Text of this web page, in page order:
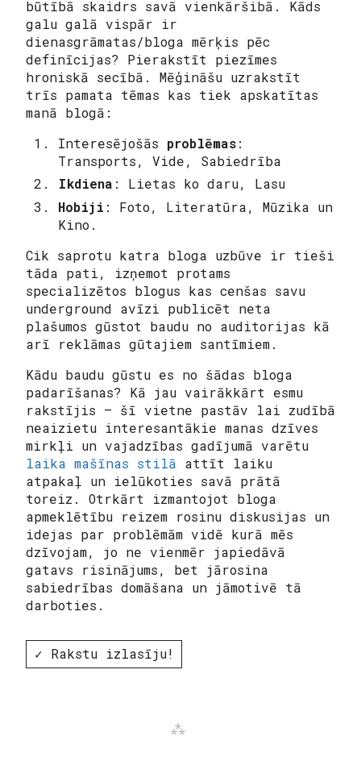
būtībā skaidrs savā vienkāršibā . Kāds
galu galā vispār ir
dienasgrāmatas/bloga mērķis pēc
definīcijas? Pierakstīt piezīmes
hroniskā secībā. Mēģināšu uzrakstīt
trīs pamata tēmas kas tiek apskatītas
manā blogā:
Interesējošās problēmas:
Transports, Vide, Sabiedrība
Ikdiena : Lietas ko daru, Lasu
Hobiji : Foto, Literatūra, Mūzika un
Kino.
Cik saprotu katra bloga uzbūve ir tieši
tāda pati, izņemot protams
specializētos blogus kas cenšas savu
underground avīzi publicēt neta
plašumos gūstot baudu no auditorijas kā
arī reklāmas gūtajiem santīmiem.
Kādu baudu gūstu es no šādas bloga
padarīšanas? Kā jau vairākkārt esmu
rakstījis – šī vietne pastāv lai zudībā
neaizietu interesantākie manas dzīves
mirkļi un vajadzības gadījumā varētu
laika mašīnas stilā attīt laiku
atpakaļ un ielūkoties savā prātā
toreiz. Otrkārt izmantojot bloga
apmeklētību reizem rosinu diskusijas un
idejas par problēmām vidē kurā mēs
dzīvojam, jo ne vienmēr japiedāvā
gatavs risinājums, bet jārosina
sabiedrības domāšana un jāmotivē tā
darboties.
✓ Rakstu izlasīju!